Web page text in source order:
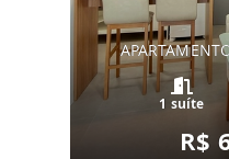
1 suíte
R$